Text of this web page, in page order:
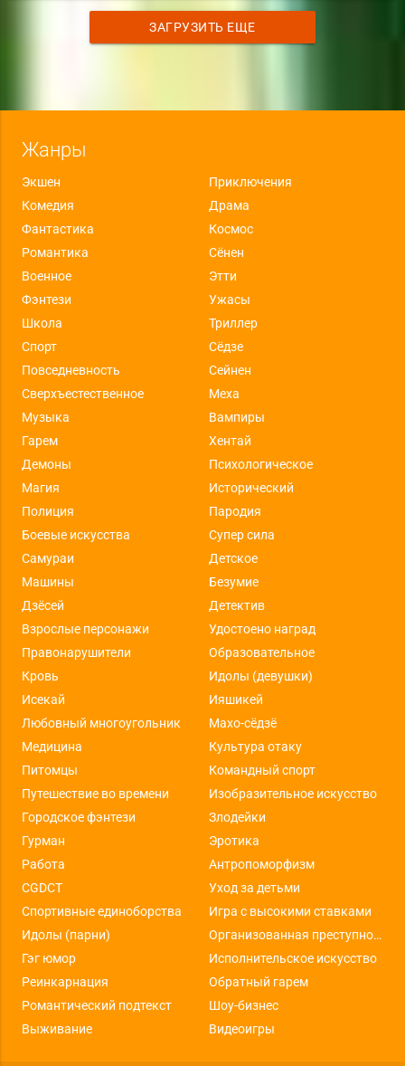
ЗАГРУЗИТЬ ЕЩЕ
Жанры
Экшен
Приключения
Комедия
Драма
Фантастика
Космос
Романтика
Сёнен
Военное
Этти
Фэнтези
Ужасы
Школа
Триллер
Спорт
Сёдзе
Повседневность
Сейнен
Сверхъестественное
Меха
Музыка
Вампиры
Гарем
Хентай
Демоны
Психологическое
Магия
Исторический
Полиция
Пародия
Боевые искусства
Супер сила
Самураи
Детское
Машины
Безумие
Дзёсей
Детектив
Взрослые персонажи
Удостоено наград
Правонарушители
Образовательное
Кровь
Идолы (девушки)
Исекай
Ияшикей
Любовный многоугольник
Махо-сёдзё
Медицина
Культура отаку
Питомцы
Командный спорт
Путешествие во времени
Изобразительное искусство
Городское фэнтези
Злодейки
Гурман
Эротика
Работа
Антропоморфизм
CGDCT
Уход за детьми
Спортивные единоборства
Игра с высокими ставками
Идолы (парни)
Организованная преступность
Гэг юмор
Исполнительское искусство
Реинкарнация
Обратный гарем
Романтический подтекст
Шоу-бизнес
Выживание
Видеоигры